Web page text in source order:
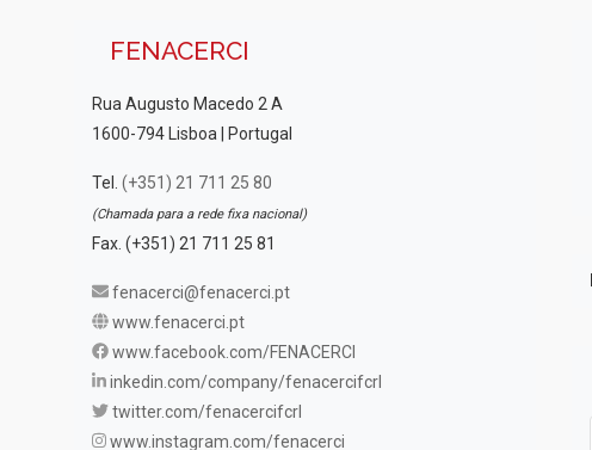
FENACERCI
Rua Augusto Macedo 2 A
1600-794 Lisboa | Portugal
Tel. (+351) 21 711 25 80
(Chamada para a rede fixa nacional)
Fax. (+351) 21 711 25 81
fenacerci@fenacerci.pt
www.fenacerci.pt
www.facebook.com/FENACERCI
inkedin.com/company/fenacercifcrl
twitter.com/fenacercifcrl
www.instagram.com/fenacerci